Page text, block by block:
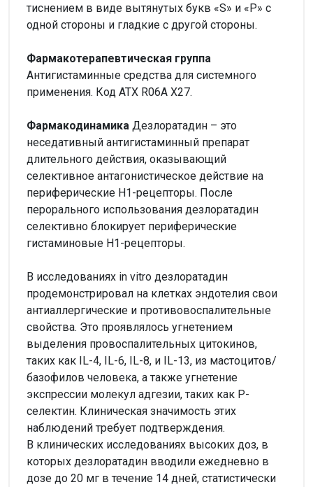
тиснением в виде вытянутых букв «S» и «P» с
одной стороны и гладкие с другой стороны.
Фармакотерапевтическая группа
Антигистаминные средства для системного
применения. Код ATХ R06A X27.
Фармакодинамика Дезлоратадин – это
неседативный антигистаминный препарат
длительного действия, оказывающий
селективное антагонистическое действие на
периферические H1-рецепторы. После
перорального использования дезлоратадин
селективно блокирует периферические
гистаминовые H1-рецепторы.
В исследованиях in vitro дезлоратадин
продемонстрировал на клетках эндотелия свои
антиаллергические и противовоспалительные
свойства. Это проявлялось угнетением
выделения провоспалительных цитокинов,
таких как IL-4, IL-6, IL-8, и IL-13, из мастоцитов/
базофилов человека, а также угнетение
экспрессии молекул адгезии, таких как Р-
селектин. Клиническая значимость этих
наблюдений требует подтверждения.
В клинических исследованиях высоких доз, в
которых дезлоратадин вводили ежедневно в
дозе до 20 мг в течение 14 дней, статистически